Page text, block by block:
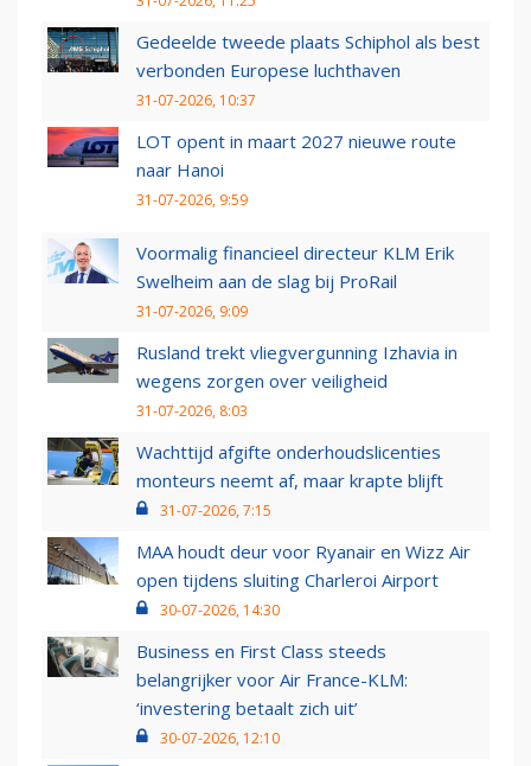
Gedeelde tweede plaats Schiphol als best
verbonden Europese luchthaven
31-07-2026, 10:37
LOT opent in maart 2027 nieuwe route
naar Hanoi
31-07-2026, 9:59
Voormalig financieel directeur KLM Erik
Swelheim aan de slag bij ProRail
31-07-2026, 9:09
Rusland trekt vliegvergunning Izhavia in
wegens zorgen over veiligheid
31-07-2026, 8:03
Wachttijd afgifte onderhoudslicenties
monteurs neemt af, maar krapte blijft
31-07-2026, 7:15
MAA houdt deur voor Ryanair en Wizz Air
open tijdens sluiting Charleroi Airport
30-07-2026, 14:30
Business en First Class steeds
belangrijker voor Air France-KLM:
‘investering betaalt zich uit’
30-07-2026, 12:10